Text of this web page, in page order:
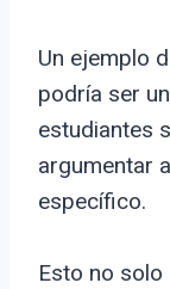
Un ejemplo
podría ser
estudiantes
argumentar
específico.
Esto no solo